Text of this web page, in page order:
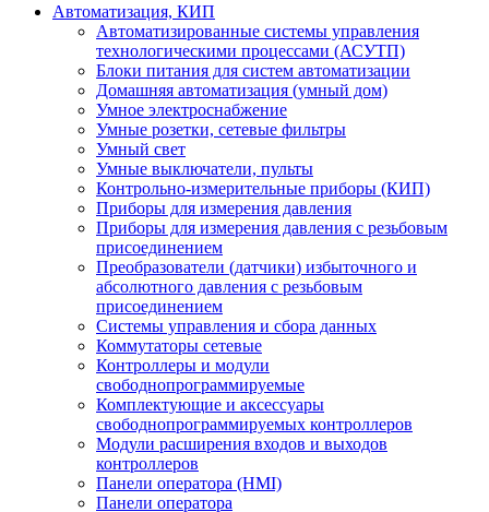
Автоматизация, КИП
Автоматизированные системы управления
технологическими процессами (АСУТП)
Блоки питания для систем автоматизации
Домашняя автоматизация (умный дом)
Умное электроснабжение
Умные розетки, сетевые фильтры
Умный свет
Умные выключатели, пульты
Контрольно-измерительные приборы (КИП)
Приборы для измерения давления
Приборы для измерения давления с резьбовым
присоединением
Преобразователи (датчики) избыточного и
абсолютного давления с резьбовым
присоединением
Системы управления и сбора данных
Коммутаторы сетевые
Контроллеры и модули
свободнопрограммируемые
Комплектующие и аксессуары
свободнопрограммируемых контроллеров
Модули расширения входов и выходов
контроллеров
Панели оператора (HMI)
Панели оператора